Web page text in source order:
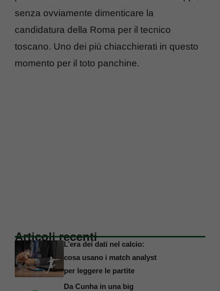
senza ovviamente dimenticare la
candidatura della Roma per il tecnico
toscano. Uno dei più chiacchierati in questo
momento per il toto panchine.
Articoli recenti
L’era dei dati nel calcio:
cosa usano i match analyst
per leggere le partite
Da Cunha in una big